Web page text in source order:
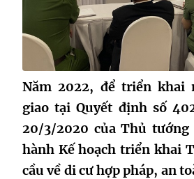
Năm 2022, để triển khai
giao tại Quyết định số
20/3/2020 của Thủ tướng
hành Kế hoạch triển khai
cầu về di cư hợp pháp, an